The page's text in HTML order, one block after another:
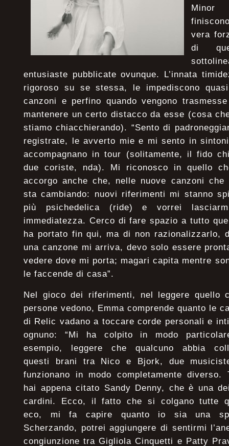
Minor
vera
di
entusiaste pubblicate ovunque. L’innata
rigoroso su se stessa, le impediscono
canzoni e perfino quando vengono
mantenere un certo distacco da esse (cosa
stiamo chiacchierando). “Sento di
registrate, le avverto mie e mi sento in
accompagnano in tour (solitamente, il fido
due coriste, nda). Mi riconosco in quello
accorgo anche che, nelle nuove canzoni
sta cambiando: nuovi riferimenti mi stanno
più psichedelica (ride) e vorrei
immediatezza. Cerco di fare spazio a tutto
ha portato fin qui, ma di non razionalizzarlo,
una canzone mi arriva, devo solo essere
vedere dove mi porta; magari capita mentre
le faccende di casa”.
Nel gioco dei riferimenti, nel leggere quello
persone vedono, Emma comprende quanto le
di Relic vadano a toccare corde personali e
ognuno: “Mi ha colpito in modo
esempio, leggere che qualcuno abbia
questi brani tra Nico e Bjork, due
funzionano in modo completamente diverso.
hai appena citato Sandy Denny, che è una
cardini. Ecco, il fatto che si colgano tutte
eco, mi fa capire quanto io sia una
Scherzando, potrei aggiungere di sentirmi
congiunzione tra Gigliola Cinquetti e Patty